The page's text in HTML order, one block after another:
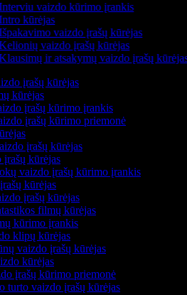
vaizdo kūrimo įrankis
kūrėjas
vaizdo įrašų kūrėjas
vaizdo įrašų kūrėjas
ir atsakymų vaizdo įrašų kūrėjas
įrašų kūrėjas
kūrėjas
įrašų kūrimo įrankis
įrašų kūrimo priemonė
įrašų kūrėjas
įrašų kūrėjas
vaizdo įrašų kūrimo įrankis
kūrėjas
įrašų kūrėjas
filmų kūrėjas
kūrimo įrankis
klipų kūrėjas
vaizdo įrašų kūrėjas
kūrėjas
įrašų kūrimo priemonė
turto vaizdo įrašų kūrėjas